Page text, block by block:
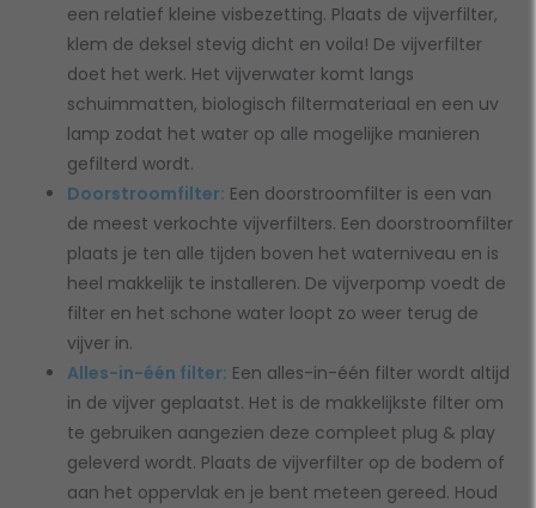
een relatief kleine visbezetting. Plaats de vijverfilter,
klem de deksel stevig dicht en voila! De vijverfilter
doet het werk. Het vijverwater komt langs
schuimmatten, biologisch filtermateriaal en een uv
lamp zodat het water op alle mogelijke manieren
gefilterd wordt.
Doorstroomfilter: Een doorstroomfilter is een van
de meest verkochte vijverfilters. Een doorstroomfilter
plaats je ten alle tijden boven het waterniveau en is
heel makkelijk te installeren. De vijverpomp voedt de
filter en het schone water loopt zo weer terug de
vijver in.
Alles-in-één filter: Een alles-in-één filter wordt altijd
in de vijver geplaatst. Het is de makkelijkste filter om
te gebruiken aangezien deze compleet plug & play
geleverd wordt. Plaats de vijverfilter op de bodem of
aan het oppervlak en je bent meteen gereed. Houd